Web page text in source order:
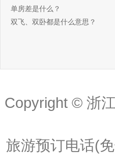
单房差是什么？
双飞、双卧都是什么意思？
Copyright © 浙
旅游预订电话(